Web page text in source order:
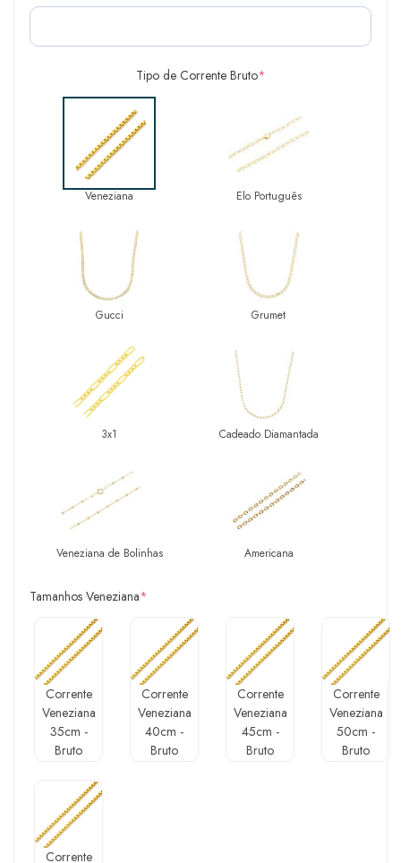
Tipo de Corrente Bruto*
Veneziana Elo Português
Gucci Grumet
3x1 Cadeado Diamantada
Veneziana de Bolinhas Americana
Tamanhos Veneziana*
Corrente
Veneziana
35cm -
Bruto
Corrente
Veneziana
40cm -
Bruto
Corrente
Veneziana
45cm -
Bruto
Corrente
Veneziana
50cm -
Bruto
Corrente